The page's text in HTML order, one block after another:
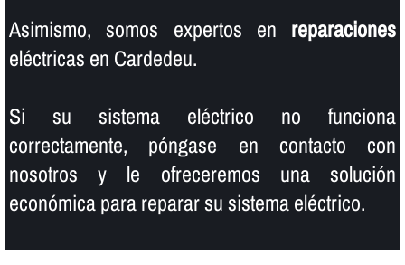
Asimismo, somos expertos en reparaciones
eléctricas en Cardedeu.
Si su sistema eléctrico no funciona
correctamente, póngase en contacto con
nosotros y le ofreceremos una solución
económica para reparar su sistema eléctrico.